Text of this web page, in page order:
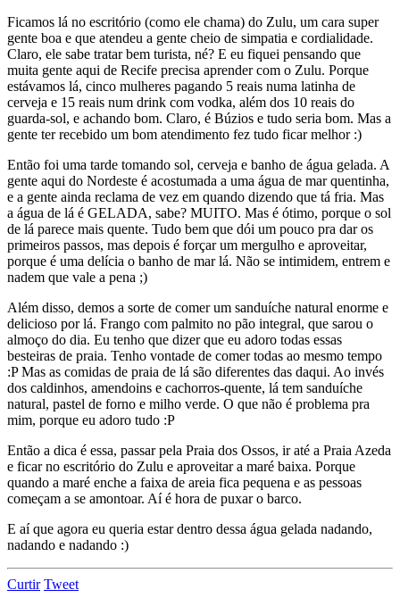
Ficamos lá no escritório (como ele chama) do Zulu, um cara super
gente boa e que atendeu a gente cheio de simpatia e cordialidade.
Claro, ele sabe tratar bem turista, né? E eu fiquei pensando que
muita gente aqui de Recife precisa aprender com o Zulu. Porque
estávamos lá, cinco mulheres pagando 5 reais numa latinha de
cerveja e 15 reais num drink com vodka, além dos 10 reais do
guarda-sol, e achando bom. Claro, é Búzios e tudo seria bom. Mas a
gente ter recebido um bom atendimento fez tudo ficar melhor :)
Então foi uma tarde tomando sol, cerveja e banho de água gelada. A
gente aqui do Nordeste é acostumada a uma água de mar quentinha,
e a gente ainda reclama de vez em quando dizendo que tá fria. Mas
a água de lá é GELADA, sabe? MUITO. Mas é ótimo, porque o sol
de lá parece mais quente. Tudo bem que dói um pouco pra dar os
primeiros passos, mas depois é forçar um mergulho e aproveitar,
porque é uma delícia o banho de mar lá. Não se intimidem, entrem e
nadem que vale a pena ;)
Além disso, demos a sorte de comer um sanduíche natural enorme e
delicioso por lá. Frango com palmito no pão integral, que sarou o
almoço do dia. Eu tenho que dizer que eu adoro todas essas
besteiras de praia. Tenho vontade de comer todas ao mesmo tempo
:P Mas as comidas de praia de lá são diferentes das daqui. Ao invés
dos caldinhos, amendoins e cachorros-quente, lá tem sanduíche
natural, pastel de forno e milho verde. O que não é problema pra
mim, porque eu adoro tudo :P
Então a dica é essa, passar pela Praia dos Ossos, ir até a Praia Azeda
e ficar no escritório do Zulu e aproveitar a maré baixa. Porque
quando a maré enche a faixa de areia fica pequena e as pessoas
começam a se amontoar. Aí é hora de puxar o barco.
E aí que agora eu queria estar dentro dessa água gelada nadando,
nadando e nadando :)
Curtir Tweet